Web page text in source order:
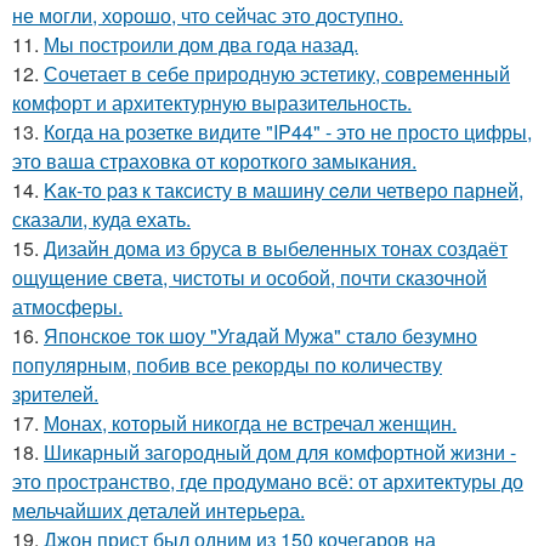
не могли, хорошо, что сейчас это доступно.
11. Мы построили дом два года назад.
12. Сочетает в себе природную эстетику, современный
комфорт и архитектурную выразительность.
13. Когда на розетке видите "IP44" - это не просто цифры,
это ваша страховка от короткого замыкания.
14. Kaк-то paз к таксисту в машину ceли четверо парней,
сказали, куда ехать.
15. Дизайн дома из бруса в выбеленных тонах создаёт
ощущение света, чистоты и особой, почти сказочной
атмосферы.
16. Японское ток шоу "Угaдaй Мужa" стaло безумно
популярным, побив все рекорды по количеству
зрителей.
17. Монах, который никогда не встречал женщин.
18. Шикарный загородный дом для комфортной жизни -
это пространство, где продумано всё: от архитектуры до
мельчайших деталей интерьера.
19. Джон прист был одним из 150 кочегаров на